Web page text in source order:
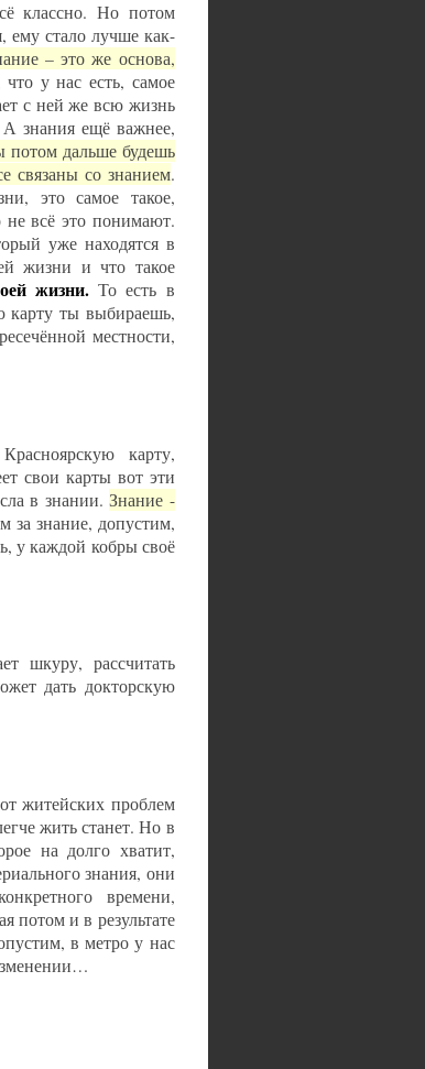
классно. Но потом
ему стало лучше как-
– это же основа,
у нас есть, самое
с ней же всю жизнь
А знания ещё важнее,
потом дальше будешь
связаны со знанием.
это самое такое,
не всё это понимают.
уже находятся в
жизни и что такое
жизни. То есть в
карту ты выбираешь,
местности,
карту,
свои карты вот эти
в знании.Знание -
за знание, допустим,
у каждой кобры своё
шкуру, рассчитать
дать докторскую
житейских проблем
жить станет. Но в
на долго хватит,
знания, они
времени,
потом и в результате
в метро у нас